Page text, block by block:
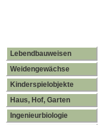
Lebendbauweisen
Weidengewächse
Kinderspielobjekte
Haus, Hof, Garten
Ingenieurbiologie